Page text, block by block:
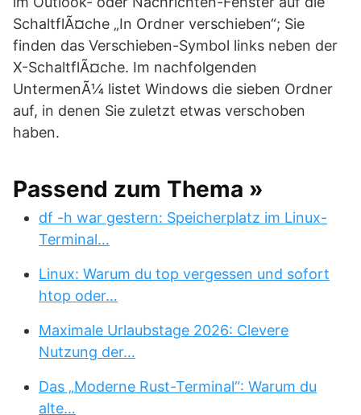
SchaltflÃ¤che „In Ordner verschieben“; Sie
finden das Verschieben-Symbol links neben der
X-SchaltflÃ¤che. Im nachfolgenden
UntermenÃ¼ listet Windows die sieben Ordner
auf, in denen Sie zuletzt etwas verschoben
haben.
Passend zum Thema »
df -h war gestern: Speicherplatz im Linux-
Terminal…
Linux: Warum du top vergessen und sofort
htop oder…
Maximale Urlaubstage 2026: Clevere
Nutzung der…
Das „Moderne Rust-Terminal“: Warum du
alte…